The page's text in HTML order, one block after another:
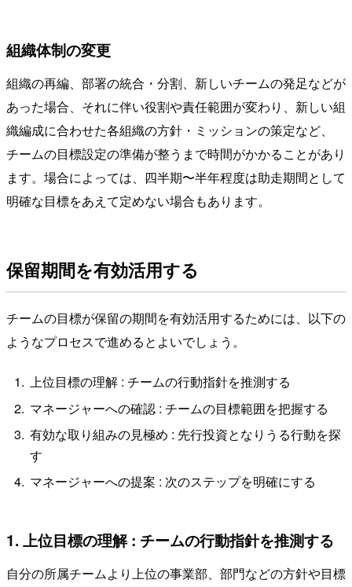
組織体制の変更
組織の再編、部署の統合・分割、新しいチームの発足などが
あった場合、それに伴い役割や責任範囲が変わり、新しい組
織編成に合わせた各組織の方針・ミッションの策定など、
チームの目標設定の準備が整うまで時間がかかることがあり
ます。場合によっては、四半期〜半年程度は助走期間として
明確な目標をあえて定めない場合もあります。
保留期間を有効活用する
チームの目標が保留の期間を有効活用するためには、以下の
ようなプロセスで進めるとよいでしょう。
上位目標の理解 : チームの行動指針を推測する
マネージャーへの確認 : チームの目標範囲を把握する
有効な取り組みの見極め : 先行投資となりうる行動を探
す
マネージャーへの提案 : 次のステップを明確にする
1. 上位目標の理解 : チームの行動指針を推測する
自分の所属チームより上位の事業部、部門などの方針や目標